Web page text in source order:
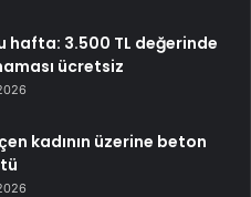
hafta: 3.500 TL değerinde
ücretsiz
kadının üzerine beton